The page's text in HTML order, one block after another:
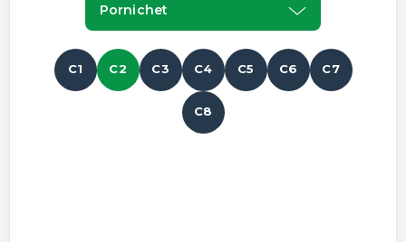
Pornichet
C1 C2 C3 C4 C5 C6 C7
C8